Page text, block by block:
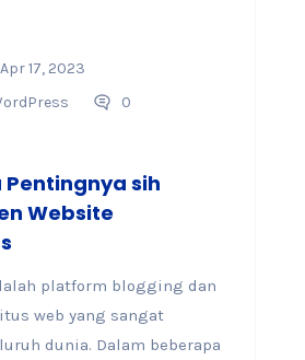
Apr 17, 2023
0
sih
Website
platform blogging dan
web yang sangat
dunia. Dalam beberapa